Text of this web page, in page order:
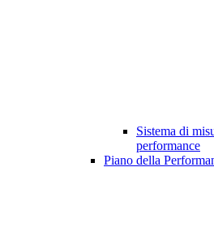
Sistema di
performance
Piano della